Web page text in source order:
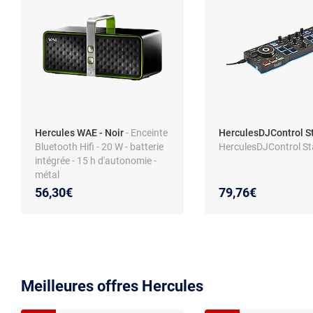
Hercules WAE - Noir- Enceinte
Bluetooth Hifi - 20 W - batterie
intégrée - 15 h d'autonomie -
métal
56,30€
HerculesDJControl
HerculesDJControl
79,76€
Meilleures offres Hercules